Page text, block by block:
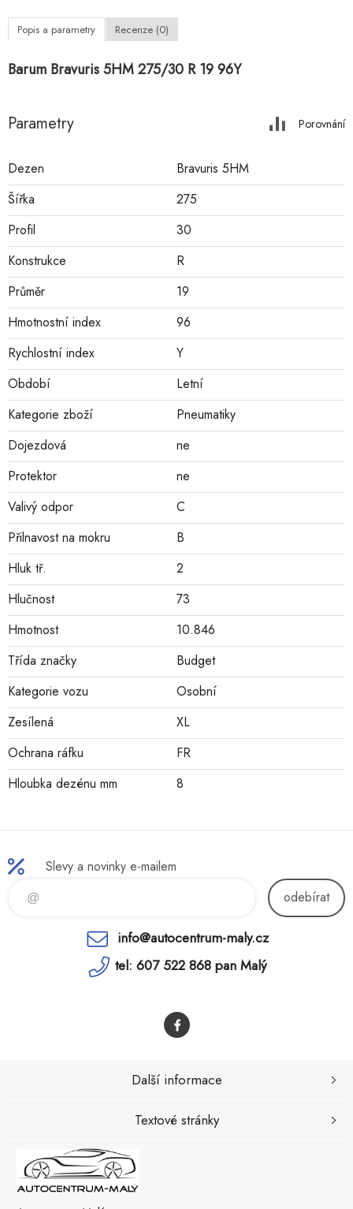
Popis a parametry Recenze (0)
Barum Bravuris 5HM 275/30 R 19 96Y
Parametry Porovnání
Dezen
Bravuris 5HM
Šířka
275
Profil
30
Konstrukce
R
Průměr
19
Hmotnostní index
96
Rychlostní index
Y
Období
Letní
Kategorie zboží
Pneumatiky
Dojezdová
ne
Protektor
ne
Valivý odpor
C
Přilnavost na mokru
B
Hluk tř.
2
Hlučnost
73
Hmotnost
10.846
Třída značky
Budget
Kategorie vozu
Osobní
Zesílená
XL
Ochrana ráfku
FR
Hloubka dezénu mm
8
Slevy a novinky e-mailem
odebírat
info@autocentrum-maly.cz
tel: 607 522 868 pan Malý
Další informace
Textové stránky